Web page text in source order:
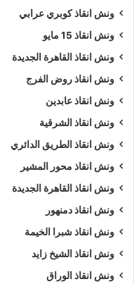
ونش انقاذ كوبري عرابي
ونش انقاذ 15 مايو
ونش انقاذ القاهرة الجديدة
ونش انقاذ روض الفرج
ونش انقاذ عابدين
ونش انقاذ الشرقية
ونش انقاذ الطريق الدائري
ونش انقاذ محور المشير
ونش انقاذ القاهرة الجديدة
ونش انقاذ دمنهور
ونش انقاذ شبرا الخيمة
ونش انقاذ الشيخ زايد
ونش انقاذ الوراق